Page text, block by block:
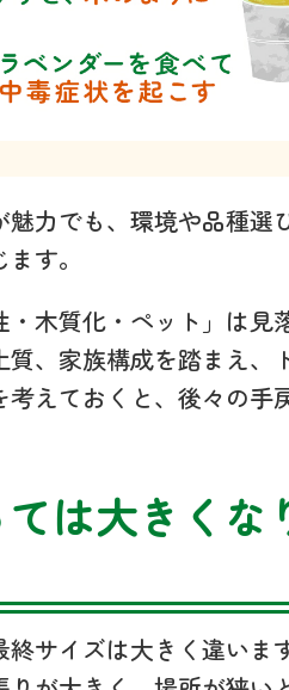
力でも、環境や品種選
す。
・木質化・ペット」は見
質、家族構成を踏まえ、
考えておくと、後々の手
は大きくな
終サイズは大きく違いま